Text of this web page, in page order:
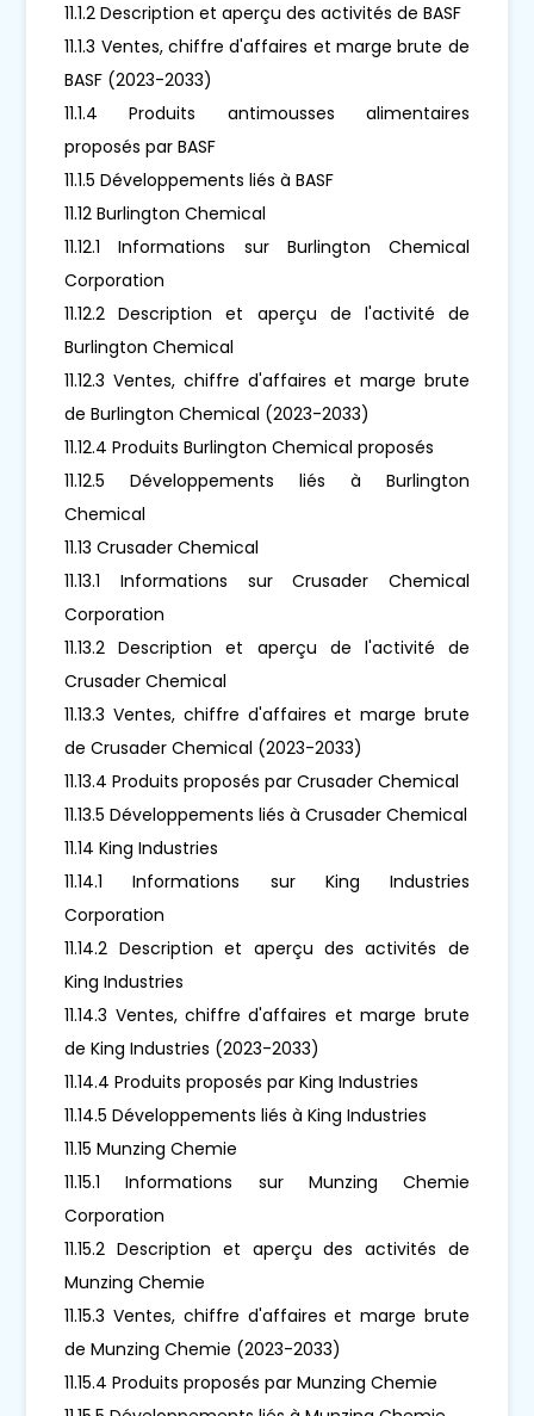
11.1.2 Description et aperçu des activités de BASF
11.1.3 Ventes, chiffre d'affaires et marge brute de
BASF (2023-2033)
11.1.4 Produits antimousses alimentaires
proposés par BASF
11.1.5 Développements liés à BASF
11.12 Burlington Chemical
11.12.1 Informations sur Burlington Chemical
Corporation
11.12.2 Description et aperçu de l'activité de
Burlington Chemical
11.12.3 Ventes, chiffre d'affaires et marge brute
de Burlington Chemical (2023-2033)
11.12.4 Produits Burlington Chemical proposés
11.12.5 Développements liés à Burlington
Chemical
11.13 Crusader Chemical
11.13.1 Informations sur Crusader Chemical
Corporation
11.13.2 Description et aperçu de l'activité de
Crusader Chemical
11.13.3 Ventes, chiffre d'affaires et marge brute
de Crusader Chemical (2023-2033)
11.13.4 Produits proposés par Crusader Chemical
11.13.5 Développements liés à Crusader Chemical
11.14 King Industries
11.14.1 Informations sur King Industries
Corporation
11.14.2 Description et aperçu des activités de
King Industries
11.14.3 Ventes, chiffre d'affaires et marge brute
de King Industries (2023-2033)
11.14.4 Produits proposés par King Industries
11.14.5 Développements liés à King Industries
11.15 Munzing Chemie
11.15.1 Informations sur Munzing Chemie
Corporation
11.15.2 Description et aperçu des activités de
Munzing Chemie
11.15.3 Ventes, chiffre d'affaires et marge brute
de Munzing Chemie (2023-2033)
11.15.4 Produits proposés par Munzing Chemie